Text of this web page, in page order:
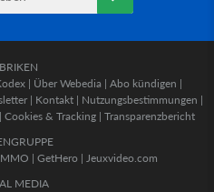
| Über Webedia | Abo kündigen |
| Kontakt | Nutzungsbestimmungen |
| Cookies & Tracking | Transparenzbericht
| GetHero | Jeuxvideo.com
MEDIA